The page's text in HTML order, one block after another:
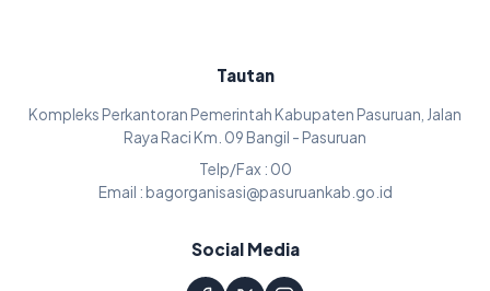
Tautan
Kompleks Perkantoran Pemerintah Kabupaten Pasuruan, Jalan
Raya Raci Km. 09 Bangil - Pasuruan
Telp/Fax : 00
Email : bagorganisasi@pasuruankab.go.id
Social Media